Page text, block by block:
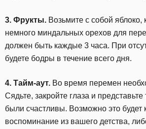
3. Фрукты. Возьмите с собой яблоко,
немного миндальных орехов для
должен быть каждые 3 часа. При
будете бодры в течение всего дня.
4. Тайм-аут. Во время перемен
Сядьте, закройте глаза и
были счастливы. Возможно это будет
воспоминание из вашего детства,